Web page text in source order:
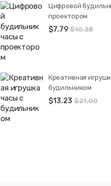
Цифровой
проектором
$7.79 $10.38
Креативная
будильником
$13.23 $21.00